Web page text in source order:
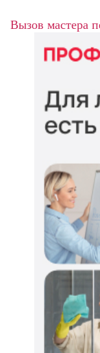
Вызов мастера